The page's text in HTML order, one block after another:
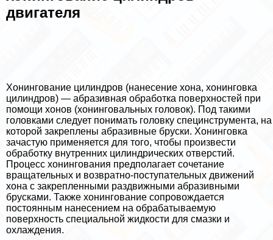
двигателя
Хонингование цилиндров (нанесение хона, хонинговка
цилиндров) — абразивная обработка поверхностей при
помощи хонов (хонинговальных головок). Под такими
головками следует понимать головку специнструмента, на
которой закреплены абразивные бруски. Хонинговка
зачастую применяется для того, чтобы произвести
обработку внутренних цилиндрических отверстий.
Процесс хонингования предполагает сочетание
вращательных и возвратно-поступательных движений
хона с закрепленными раздвижными абразивными
брусками. Также хонингование сопровождается
постоянным нанесением на обpaбатываемую
поверхность специальной жидкости для смазки и
охлаждения.